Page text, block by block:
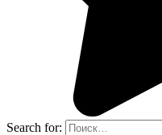
Search for: